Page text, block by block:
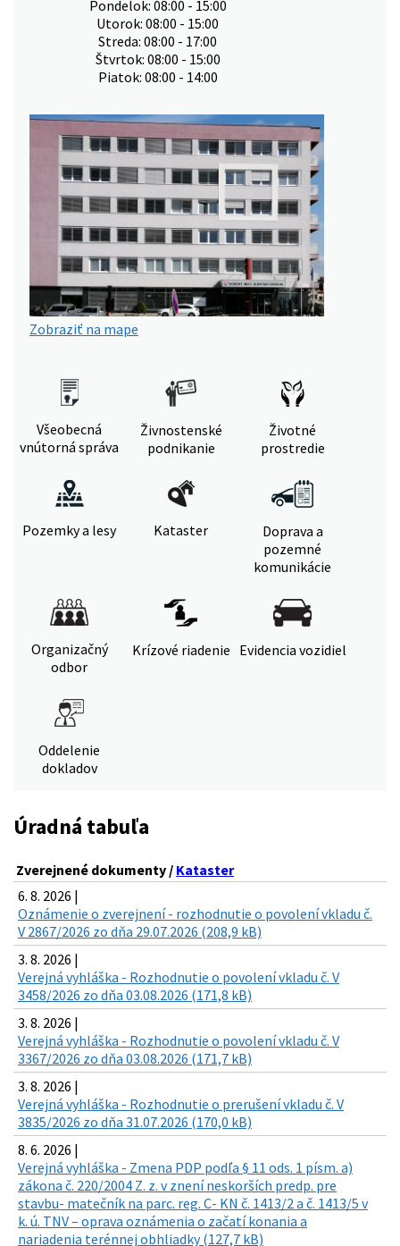
Pondelok: 08:00 - 15:00
Utorok: 08:00 - 15:00
Streda: 08:00 - 17:00
Štvrtok: 08:00 - 15:00
Piatok: 08:00 - 14:00
Zobraziť na mape
Všeobecná
vnútorná správa
Živnostenské
podnikanie
Životné
prostredie
Pozemky a lesy Kataster
Doprava a
pozemné
komunikácie
Organizačný
odbor
Krízové riadenie Evidencia vozidiel
Oddelenie
dokladov
Úradná tabuľa
Zverejnené dokumenty / Kataster
6. 8. 2026 |
Oznámenie o zverejnení - rozhodnutie o povolení vkladu č.
V 2867/2026 zo dňa 29.07.2026 (208,9 kB)
3. 8. 2026 |
Verejná vyhláška - Rozhodnutie o povolení vkladu č. V
3458/2026 zo dňa 03.08.2026 (171,8 kB)
3. 8. 2026 |
Verejná vyhláška - Rozhodnutie o povolení vkladu č. V
3367/2026 zo dňa 03.08.2026 (171,7 kB)
3. 8. 2026 |
Verejná vyhláška - Rozhodnutie o prerušení vkladu č. V
3835/2026 zo dňa 31.07.2026 (170,0 kB)
8. 6. 2026 |
Verejná vyhláška - Zmena PDP podľa § 11 ods. 1 písm. a)
zákona č. 220/2004 Z. z. v znení neskorších predp. pre
stavbu- matečník na parc. reg. C- KN č. 1413/2 a č. 1413/5 v
k. ú. TNV – oprava oznámenia o začatí konania a
nariadenia terénnej obhliadky (127,7 kB)